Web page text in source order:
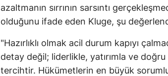
azaltmanın sırrının sarsıntı
olduğunu ifade eden Kluge, şu
"Hazırlıklı olmak acil durum kapıyı
detay değil; liderlikle, yatırımla ve
tercihtir. Hükümetlerin en büyük